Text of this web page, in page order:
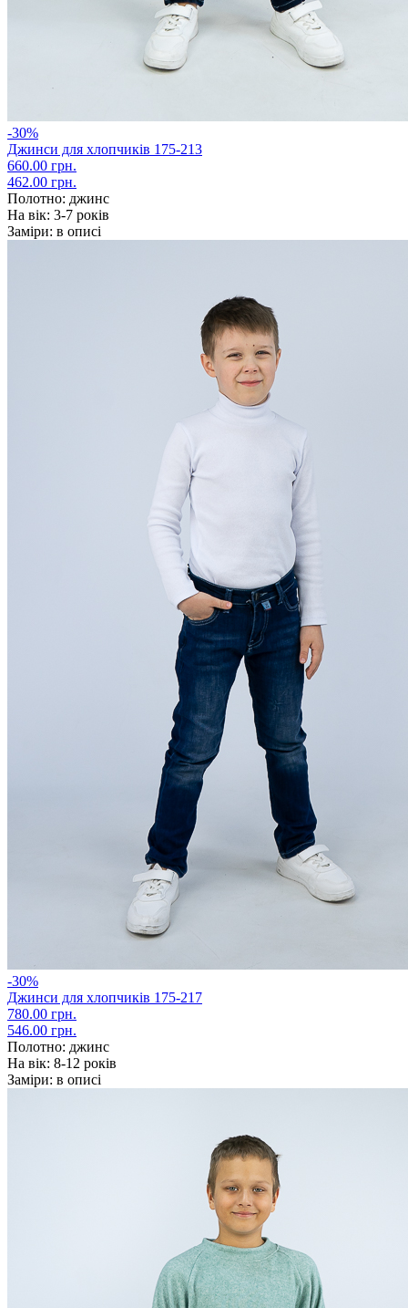
-30%
Джинси для хлопчиків 175-213
660.00 грн.
462.00 грн.
Полотно: джинс
На вік: 3-7 років
Заміри: в описі
-30%
Джинси для хлопчиків 175-217
780.00 грн.
546.00 грн.
Полотно: джинс
На вік: 8-12 років
Заміри: в описі